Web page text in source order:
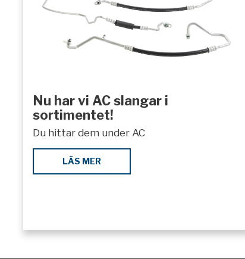
Nu har vi AC slangar i
sortimentet!
Du hittar dem under AC
LÄS MER